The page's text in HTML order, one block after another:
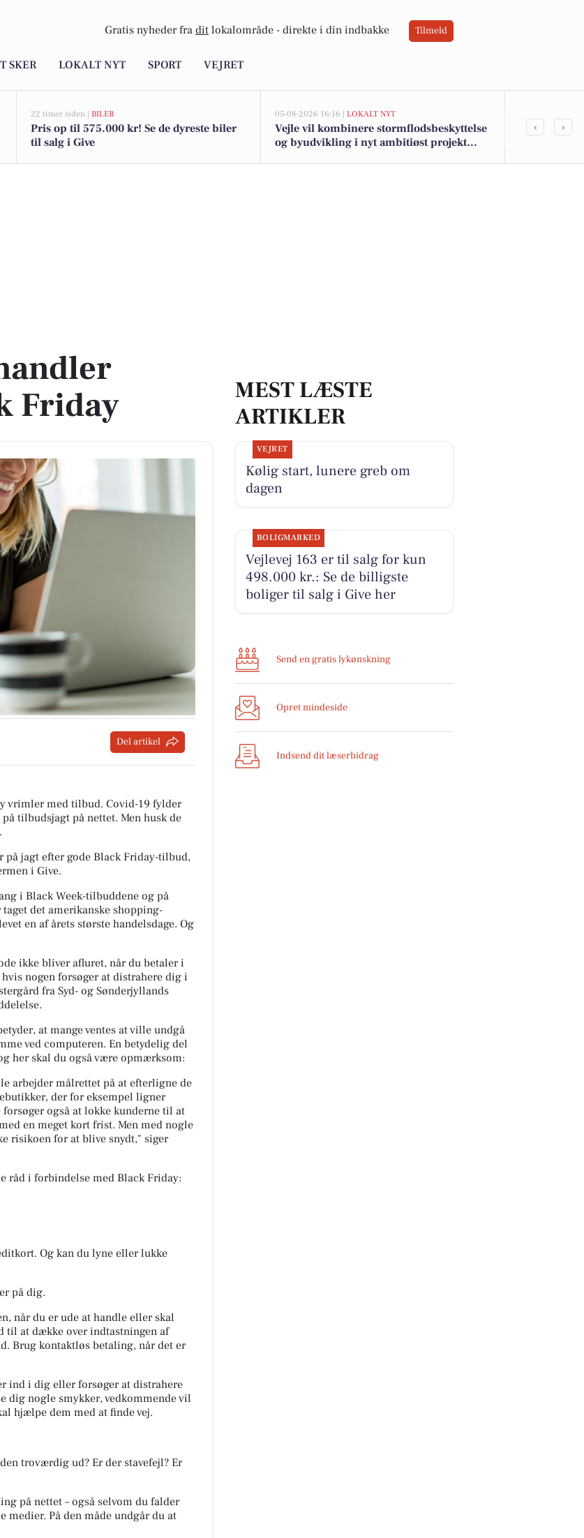
Gratis nyheder fra dit lokalområde - direkte i din indbakke Tilmeld
SKER LOKALT NYT SPORT VEJRET
22 timer siden | BILER
Pris op til 575.000 kr! Se de dyreste biler
til salg i Give
05-08-2026 16:16 | LOKALT NYT
Vejle vil kombinere stormflodsbeskyttelse
og byudvikling i nyt ambitiøst projekt
Top 6 over
‹ ›
Friday
Del artikel
vrimler med tilbud. Covid-19 fylder
tilbudsjagt på nettet. Men husk de
jagt efter gode Black Friday-tilbud,
i Give.
i Black Week-tilbuddene og på
det amerikanske shopping-
en af årets største handelsdage. Og
ikke bliver afluret, når du betaler i
nogen forsøger at distrahere dig i
fra Syd- og Sønderjyllands
at mange ventes at ville undgå
ved computeren. En betydelig del
her skal du også være opmærksom:
arbejder målrettet på at efterligne de
der for eksempel ligner
også at lokke kunderne til at
en meget kort frist. Men med nogle
risikoen for at blive snydt," siger
råd i forbindelse med Black Friday:
Og kan du lyne eller lukke
på dig.
når du er ude at handle eller skal
til at dække over indtastningen af
Brug kontaktløs betaling, når det er
ind i dig eller forsøger at distrahere
dig nogle smykker, vedkommende vil
hjælpe dem med at finde vej.
troværdig ud? Er der stavefejl? Er
på nettet – også selvom du falder
medier. På den måde undgår du at
MEST LÆSTE
ARTIKLER
VEJRET
Kølig start, lunere greb om
dagen
BOLIGMARKED
Vejlevej 163 er til salg for kun
498.000 kr.: Se de billigste
boliger til salg i Give her
Send en gratis lykønskning
Opret mindeside
Indsend dit læserbidrag